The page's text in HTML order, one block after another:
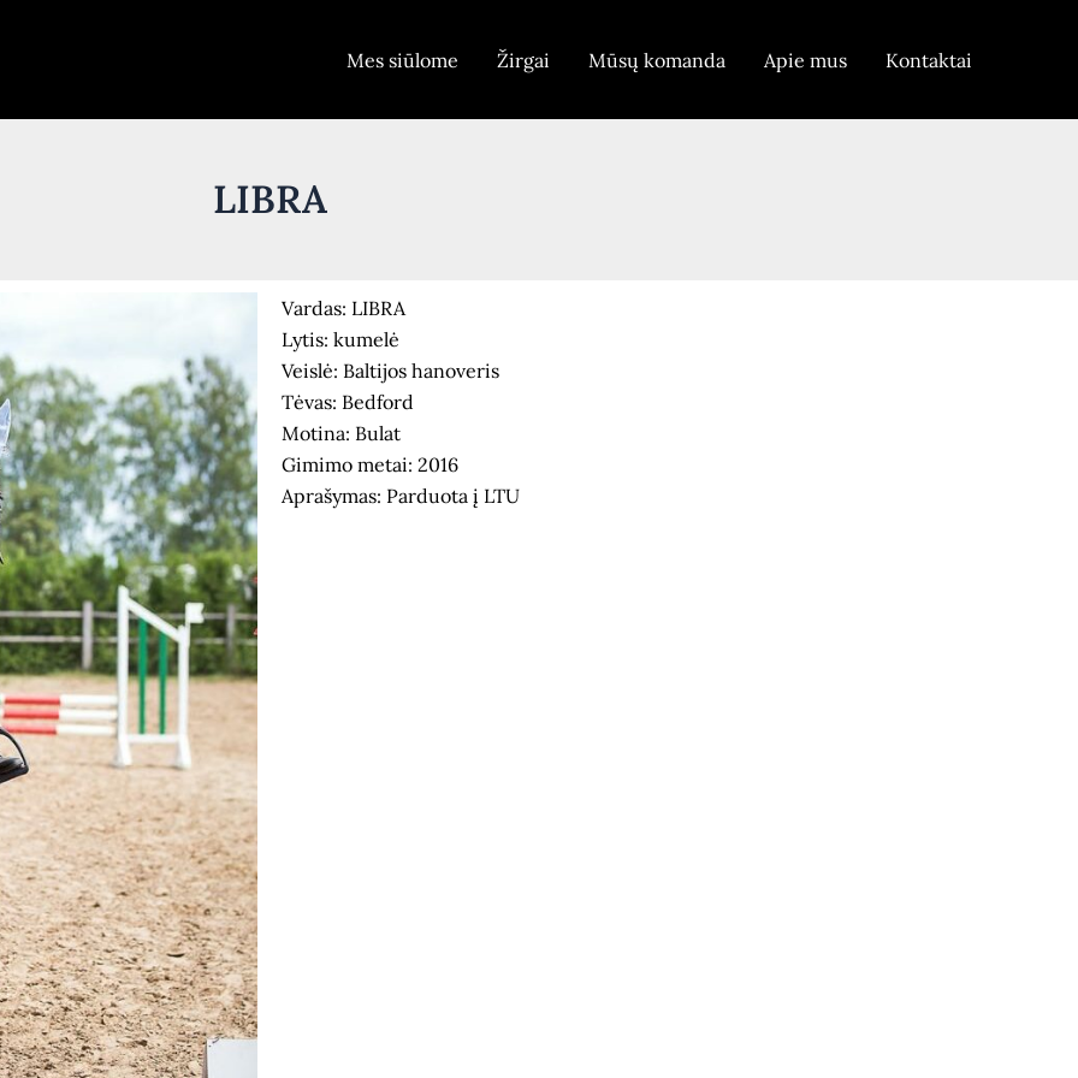
Mes siūlome Žirgai Mūsų komanda Apie mus Kontaktai
LIBRA
Vardas: LIBRA
Lytis: kumelė
Veislė: Baltijos hanoveris
Tėvas: Bedford
Motina: Bulat
Gimimo metai: 2016
Aprašymas: Parduota į LTU